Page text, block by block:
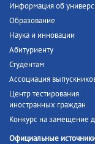
Информация об
Образование
Наука и инновации
Абитуриенту
Студентам
Ассоциация
Центр тестирования
иностранных граждан
Конкурс на замещение
Официальные